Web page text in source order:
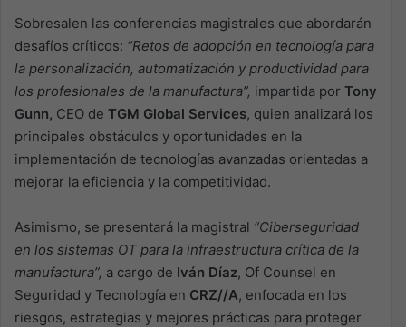
Sobresalen las conferencias magistrales que abordarán
desafíos críticos: “Retos de adopción en tecnología para
la personalización, automatización y productividad para
los profesionales de la manufactura”, impartida por Tony
Gunn, CEO de TGM Global Services, quien analizará los
principales obstáculos y oportunidades en la
implementación de tecnologías avanzadas orientadas a
mejorar la eficiencia y la competitividad.
Asimismo, se presentará la magistral “Ciberseguridad
en los sistemas OT para la infraestructura crítica de la
manufactura”, a cargo de Iván Díaz, Of Counsel en
Seguridad y Tecnología en CRZ//A, enfocada en los
riesgos, estrategias y mejores prácticas para proteger